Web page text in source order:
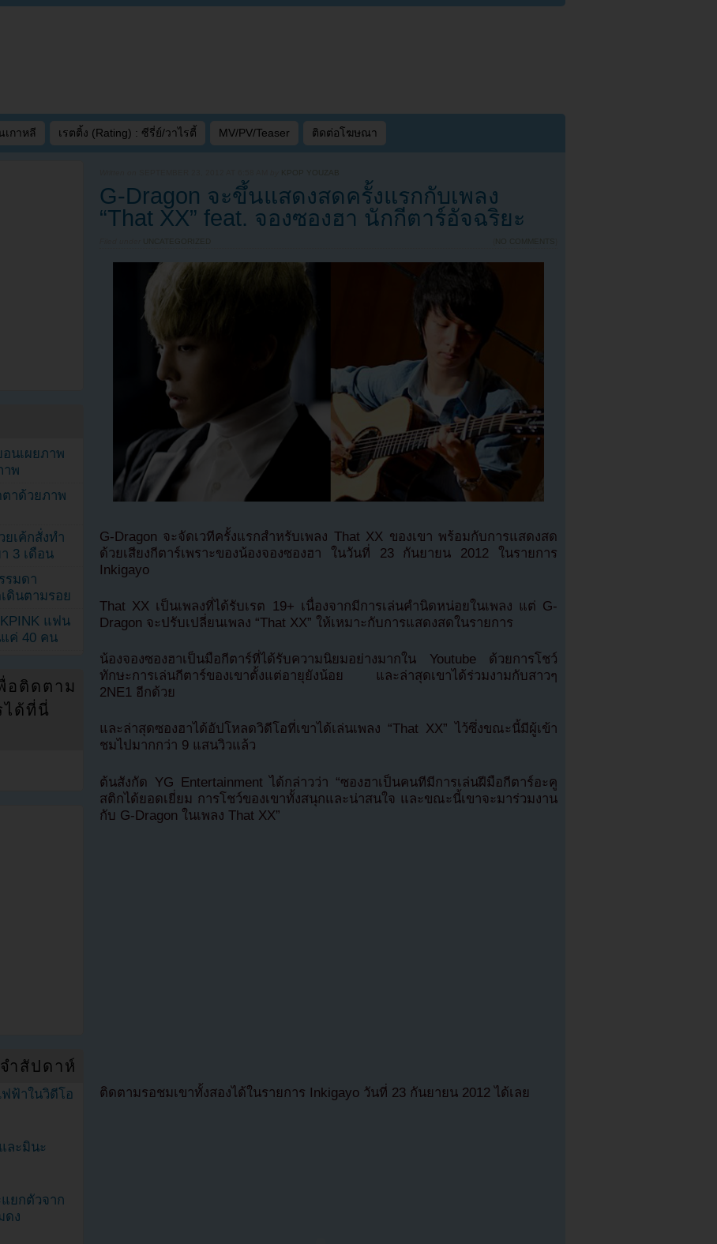
เกาหลี เรตติ้ง (Rating) : ซีรี่ย์/วาไรตี้ MV/PV/Teaser ติดต่อโฆษณา
KPOP YOUZAB
G-Dragon จะขึ้นแสดงสดครั้งแรกกับเพลง
“That XX” feat. จองซองฮา นักกีตาร์อัจฉริยะ
UNCATEGORIZED NO COMMENTS
G-Dragon จะจัดเวทีครั้งแรกสำหรับเพลง That XX ของเขา พร้อมกับการแสดงสด
ด้วยเสียงกีตาร์เพราะของน้องจองซองฮา ในวันที่ 23 กันยายน 2012 ในรายการ
Inkigayo
That XX เป็นเพลงที่ได้รับเรต 19+ เนื่องจากมีการเล่นคำนิดหน่อยในเพลง แต่ G-
Dragon จะปรับเปลี่ยนเพลง “That XX” ให้เหมาะกับการแสดงสดในรายการ
น้องจองซองฮาเป็นมือกีตาร์ที่ได้รับความนิยมอย่างมากใน Youtube ด้วยการโชว์
ทักษะการเล่นกีตาร์ของเขาตั้งแต่อายุยังน้อย และล่าสุดเขาได้ร่วมงามกับสาวๆ
2NE1 อีกด้วย
และล่าสุดซองฮาได้อัปโหลดวิดีโอที่เขาได้เล่นเพลง “That XX” ไว้ซึ่งขณะนี้มีผู้เข้า
ชมไปมากกว่า 9 แสนวิวแล้ว
ต้นสังกัด YG Entertainment ได้กล่าวว่า “ซองฮาเป็นคนทีมีการเล่นฝีมือกีตาร์อะคู
สติกได้ยอดเยี่ยม การโชว์ของเขาทั้งสนุกและน่าสนใจ และขณะนี้เขาจะมาร่วมงาน
กับ G-Dragon ในเพลง That XX”
ติดตามรอชมเขาทั้งสองได้ในรายการ Inkigayo วันที่ 23 กันยายน 2012 ได้เลย
นเผยภาพ
าพ
าด้วยภาพ
ยเค้กสั่งทำ
3 เดือน
รมดา
ดินตามรอย
แฟน
ค่ 40 คน
อติดตาม
ได้ที่นี่
ำสัปดาห์
ฟ้าในวิดีโอ
ละมินะ
แยกตัวจาก
ดง